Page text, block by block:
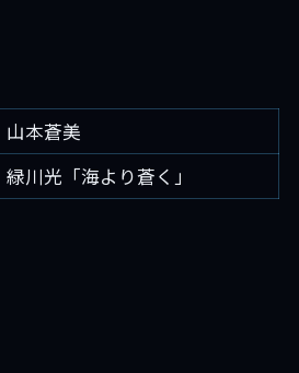
山本蒼美
緑川光「海より蒼く」